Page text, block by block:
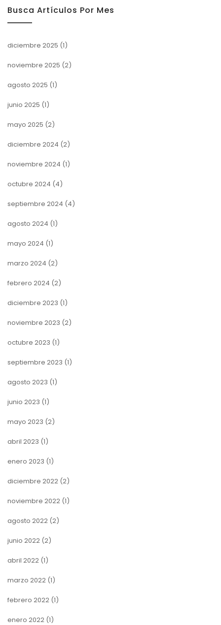
Busca Artículos Por Mes
diciembre 2025 (1)
noviembre 2025 (2)
agosto 2025 (1)
junio 2025 (1)
mayo 2025 (2)
diciembre 2024 (2)
noviembre 2024 (1)
octubre 2024 (4)
septiembre 2024 (4)
agosto 2024 (1)
mayo 2024 (1)
marzo 2024 (2)
febrero 2024 (2)
diciembre 2023 (1)
noviembre 2023 (2)
octubre 2023 (1)
septiembre 2023 (1)
agosto 2023 (1)
junio 2023 (1)
mayo 2023 (2)
abril 2023 (1)
enero 2023 (1)
diciembre 2022 (2)
noviembre 2022 (1)
agosto 2022 (2)
junio 2022 (2)
abril 2022 (1)
marzo 2022 (1)
febrero 2022 (1)
enero 2022 (1)